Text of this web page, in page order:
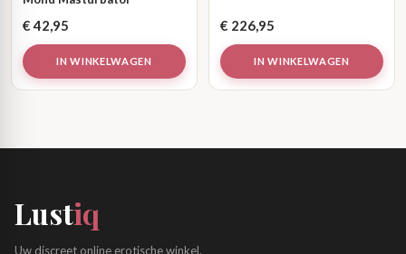
€42,95
IN WINKELWAGEN
€ 226,95
IN WINKELWAGEN
Lustiq
Uw discreet online erotische winkel.